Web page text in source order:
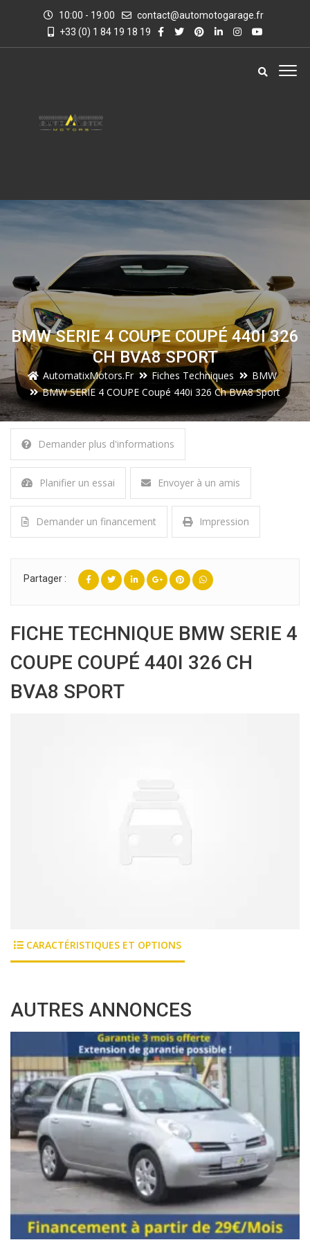
10:00 - 19:00
contact@automotogarage.fr
+33 (0) 1 84 19 18 19
BMW SERIE 4 COUPE COUPÉ 440I 326
CH BVA8 SPORT
AutomatixMotors.fr Fiches Techniques
BMW
BMW SERIE 4 COUPE Coupé 440i 326 Ch BVA8 Sport
Demander plus d'informations
Planifier un essai Envoyer à un amis
Demander un financement Impression
Partager :
FICHE TECHNIQUE BMW SERIE 4
COUPE COUPÉ 440I 326 CH
BVA8 SPORT
CARACTÉRISTIQUES ET OPTIONS
AUTRES ANNONCES